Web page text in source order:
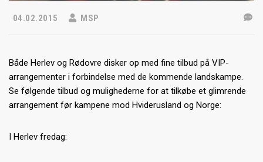
04.02.2015 MSP
Både Herlev og Rødovre disker op med fine tilbud på VIP-
arrangementer i forbindelse med de kommende landskampe.
Se følgende tilbud og mulighederne for at tilkøbe et glimrende
arrangement før kampene mod Hviderusland og Norge:
I Herlev fredag: